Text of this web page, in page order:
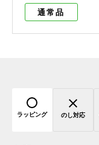
通常品
ラッピング のし対応